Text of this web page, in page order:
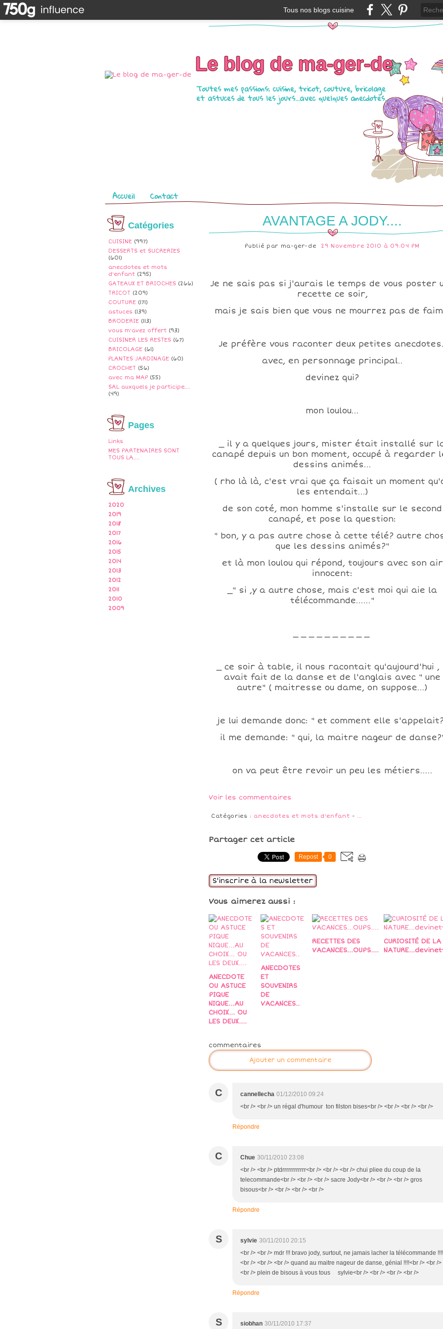
Tous nos blogs cuisine
Le blog de ma-ger-de
Toutes mes passions: cuisine, tricot, couture, bricolage
et astuces de tous les jours...avec quelques anecdotes...
Pages
Accueil Contact
Catégories
CUISINE (997)
DESSERTS et SUCRERIES
(601)
anecdotes et mots
d'enfant (295)
GATEAUX ET BRIOCHES (266)
TRICOT (209)
COUTURE (171)
astuces (139)
BRODERIE (113)
vous m'avez offert (93)
CUISINER LES RESTES (67)
BRICOLAGE (61)
PLANTES JARDINAGE (60)
CROCHET (56)
avec ma MAP (55)
SAL auxquels je participe....
(49)
Pages
Links
MES PARTENAIRES SONT
TOUS LA....
Archives
2020
2019
2018
2017
2016
2015
2014
2013
2012
2011
2010
2009
AVANTAGE A JODY....
Publié par ma-ger-de 29 Novembre 2010 à 09:04 PM
Je ne sais pas si j'aurais le temps de vous poster
recette ce soir,
mais je sais bien que vous ne mourrez pas de
Je préfère vous raconter deux petites
avec, en personnage principal..
devinez qui?
mon loulou...
_ il y a quelques jours, mister était installé sur
canapé depuis un bon moment, occupé à regarder
dessins animés...
( rho là là, c'est vrai que ça faisait un moment
les entendait...)
de son coté, mon homme s'installe sur le second
canapé, et pose la question:
" bon, y a pas autre chose à cette télé? autre
que les dessins animés?"
et là mon loulou qui répond, toujours avec son air
innocent:
_" si ,y a autre chose, mais c'est moi qui aie la
télécommande......"
_ ce soir à table, il nous racontait qu'aujourd'hui ,
avait fait de la danse et de l'anglais avec " une
autre" ( maitresse ou dame, on suppose...)
je lui demande donc: " et comment elle
il me demande: " qui, la maitre nageur de
on va peut être revoir un peu les métiers.....
Voir les commentaires
Catégories : anecdotes et mots d'enfant - …
Partager cet article
Repost 0
S'inscrire à la newsletter
Vous aimerez aussi :
ANECDOTE
OU ASTUCE
PIQUE
NIQUE...AU
CHOIX... OU
LES DEUX....
ANECDOTES
ET
SOUVENIRS
DE
VACANCES..
RECETTES DES
VACANCES...OUPS....
CURIOSITÉ DE LA
commentaires
Ajouter un commentaire
C cannellecha 01/12/2010 09:24
<br /> <br /> un régal d'humour ton filston bises<br /> <br /> <br /> <br />
Répondre
C Chue 30/11/2010 23:08
<br /> <br /> ptdrrrrrrrrrrrr<br /> <br /> <br /> chui pliee du coup de la
telecommande<br /> <br /> <br /> sacre Jody<br /> <br /> <br /> gros
bisous<br /> <br /> <br /> <br />
Répondre
S sylvie 30/11/2010 20:15
<br /> <br /> mdr !!! bravo jody, surtout, ne jamais lacher la télécommande !!!!
<br /> <br /> <br /> quand au maitre nageur de danse, génial !!!!<br /> <br />
<br /> plein de bisous à vous tous sylvie<br /> <br /> <br /> <br />
Répondre
S siobhan 30/11/2010 17:37